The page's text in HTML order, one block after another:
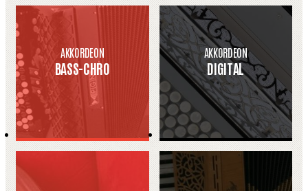
AKKORDEON
BASS-CHRO
AKKORDEON
DIGITAL